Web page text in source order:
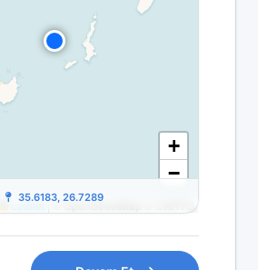
+
−
Leaflet |© OpenStreetMap © CARTO
35.6183, 26.7289